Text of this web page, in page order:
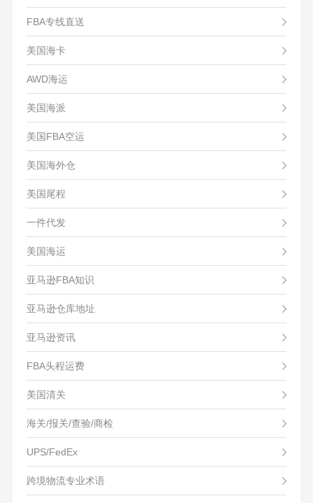
FBA专线直送
美国海卡
AWD海运
美国海派
美国FBA空运
美国海外仓
美国尾程
一件代发
美国海运
亚马逊FBA知识
亚马逊仓库地址
亚马逊资讯
FBA头程运费
美国清关
海关/报关/查验/商检
UPS/FedEx
跨境物流专业术语